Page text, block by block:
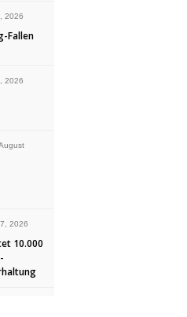
2026
Fallen
2026
2026
10.000